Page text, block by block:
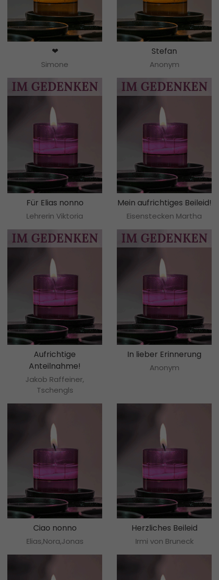
❤
Simone
Stefan
Anonym
Für Elias nonno
Lehrerin Viktoria
Mein aufrichtiges Beileid!
Eisenstecken Martha
Aufrichtige
Anteilnahme!
Jakob Raffeiner,
Tschengls
In lieber Erinnerung
Anonym
Ciao nonno
Elias,Nora,Jonas
Herzliches Beileid
Irmi von Bruneck